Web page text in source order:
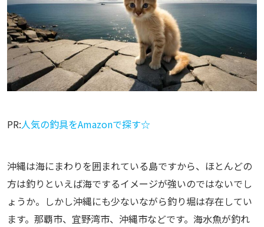
PR:人気の釣具をAmazonで探す☆
沖縄は海にまわりを囲まれている島ですから、ほとんどの
方は釣りといえば海でするイメージが強いのではないでし
ょうか。しかし沖縄にも少ないながら釣り堀は存在してい
ます。那覇市、宜野湾市、沖縄市などです。海水魚が釣れ